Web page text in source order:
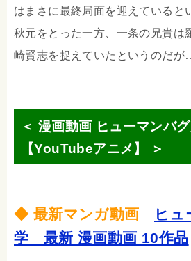
はまさに最終局面を迎えていると
秋元をとった一方、一条の兄貴は
崎賢志を捉えていたというのだが
＜ 漫画動画 ヒューマンバ
【YouTubeアニメ】 ＞
◆ 最新マンガ動画
ヒュ
学 最新 漫画動画 10作品